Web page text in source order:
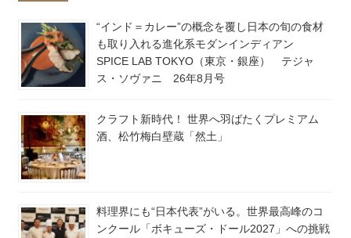
“インド＝カレー”の概念を覆し日本の旬の食材
も取り入れる進化系モダンインディアン
SPICE LAB TOKYO（東京・銀座） テジャ
ス・ソヴァニ 26年8月号
クラフト新時代！ 世界へ羽ばたくプレミアム
酒、松竹梅白壁蔵「然土」
料理界にも“日本代表”がいる。世界最高峰のコ
ンクール「ボキューズ・ドール2027」への挑戦